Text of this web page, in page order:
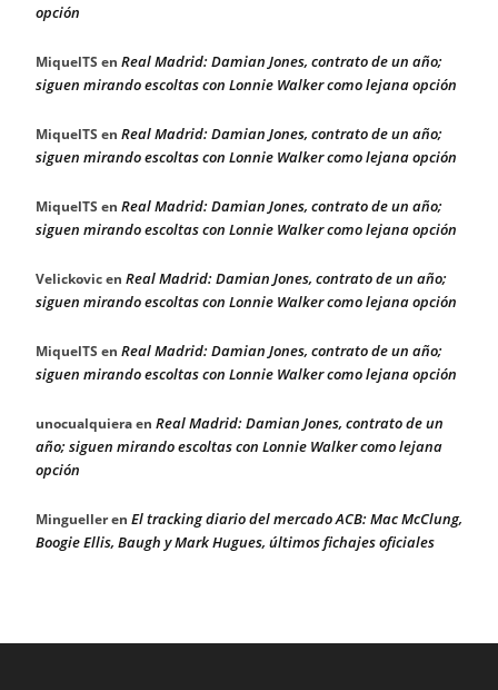
opción
MiquelTS en Real Madrid: Damian Jones, contrato de un año;
siguen mirando escoltas con Lonnie Walker como lejana opción
MiquelTS en Real Madrid: Damian Jones, contrato de un año;
siguen mirando escoltas con Lonnie Walker como lejana opción
MiquelTS en Real Madrid: Damian Jones, contrato de un año;
siguen mirando escoltas con Lonnie Walker como lejana opción
Velickovicen Real Madrid: Damian Jones, contrato de un año;
siguen mirando escoltas con Lonnie Walker como lejana opción
MiquelTS en Real Madrid: Damian Jones, contrato de un año;
siguen mirando escoltas con Lonnie Walker como lejana opción
unocualquieraen Real Madrid: Damian Jones, contrato de un
año; siguen mirando escoltas con Lonnie Walker como lejana
opción
Minguelleren El tracking diario del mercado ACB: Mac McClung,
Boogie Ellis, Baugh y Mark Hugues, últimos fichajes oficiales